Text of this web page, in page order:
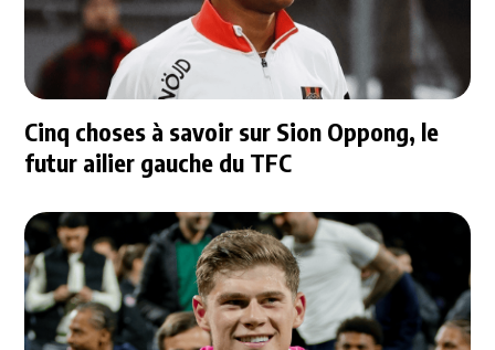
Cinq choses à savoir sur Sion Oppong, le
futur ailier gauche du TFC